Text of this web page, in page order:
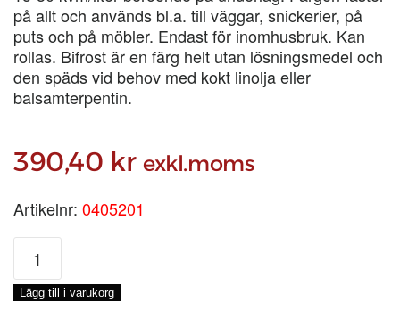
på allt och används bl.a. till väggar, snickerier, på
puts och på möbler. Endast för inomhusbruk. Kan
rollas. Bifrost är en färg helt utan lösningsmedel och
den späds vid behov med kokt linolja eller
balsamterpentin.
390,40 kr exkl.moms
Artikelnr: 0405201
BIFROST
MOSSA
1,
1-
Lägg till i varukorg